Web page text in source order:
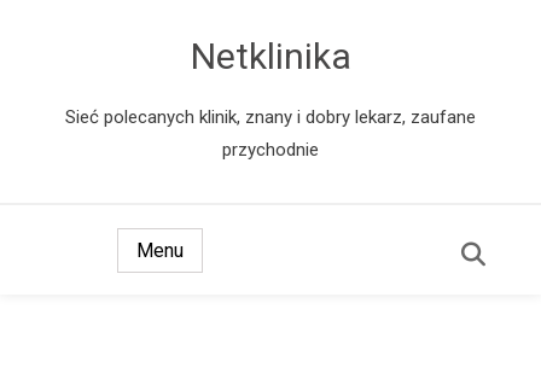
Netklinika
Sieć polecanych klinik, znany i dobry lekarz, zaufane
przychodnie
Menu